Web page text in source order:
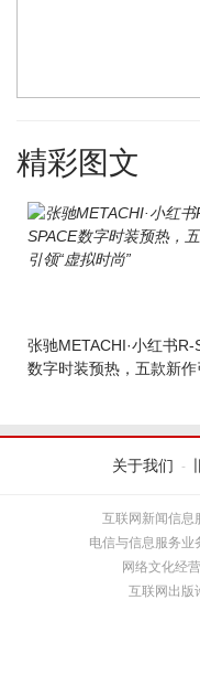
精彩图文
张驰METACHI·小红书R-
数字时装预热，五款新作
关于我们 -
互联网新闻信息
电信与信息服务业
网络文化经
互联网出版